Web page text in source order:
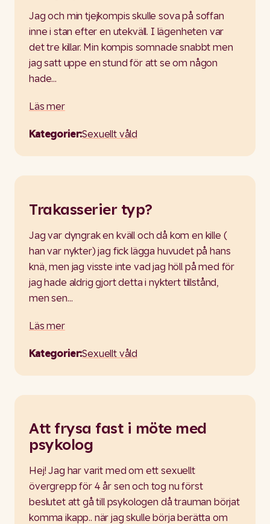
Jag och min tjejkompis skulle sova på soffan
inne i stan efter en utekväll. I lägenheten var
det tre killar. Min kompis somnade snabbt men
jag satt uppe en stund för att se om någon
hade…
Läs mer
Kategorier:Sexuellt våld
Trakasserier typ?
Jag var dyngrak en kväll och då kom en kille (
han var nykter) jag fick lägga huvudet på hans
knä, men jag visste inte vad jag höll på med för
jag hade aldrig gjort detta i nyktert tillstånd,
men sen…
Läs mer
Kategorier:Sexuellt våld
Att frysa fast i möte med
psykolog
Hej! Jag har varit med om ett sexuellt
övergrepp för 4 år sen och tog nu först
beslutet att gå till psykologen då trauman börjat
komma ikapp.. när jag skulle börja berätta om